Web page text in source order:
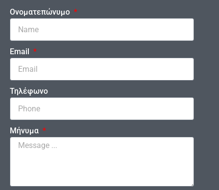
Ονοματεπώνυμο
Email
Τηλέφωνο
Μήνυμα